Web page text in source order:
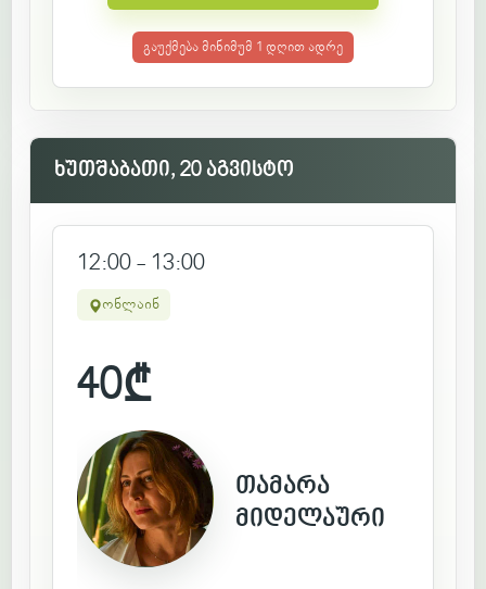
გაუქმება მინიმუმ 1 დღით ადრე
ხუთშაბათი, 20 აგვისტო
12:00 - 13:00
ონლაინ
40₾
თამარა
მიდელაური